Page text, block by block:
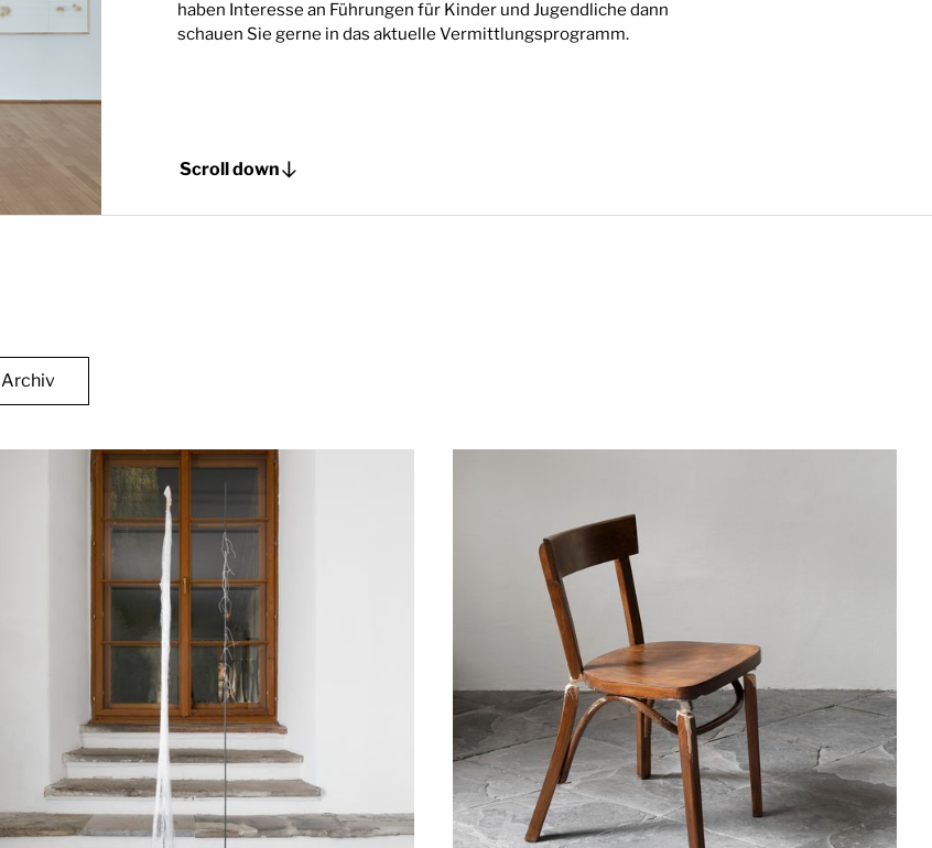
haben Interesse an Führungen für Kinder und Jugendliche dann
schauen Sie gerne in das aktuelle Vermittlungsprogramm.
Scroll down
Archiv